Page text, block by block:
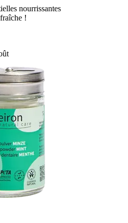
nourrissantes
!